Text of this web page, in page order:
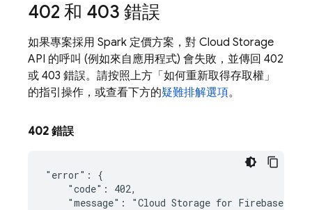
402 和 403 錯誤
如果專案採用 Spark 定價方案，對 Cloud Storage
API 的呼叫 (例如來自應用程式) 會失敗，並傳回 402
或 403 錯誤。請按照上方「如何重新取得存取權」
的指引操作，或查看下方的疑難排解選項。
402 錯誤
"error": {
    "code": 402,
"message": "Cloud Storage for Firebase no